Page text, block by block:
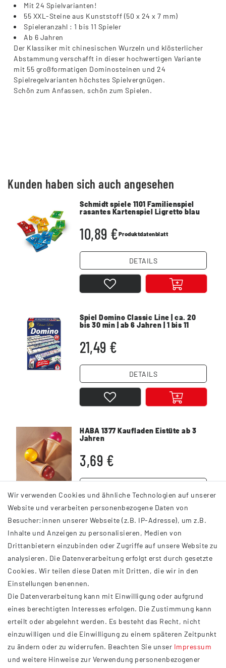
Mit 24 Spielvarianten!
55 XXL-Steine aus Kunststoff (50 x 24 x 7 mm)
Spieleranzahl : 1 bis 11 Spieler
Ab 6 Jahren
Der Klassiker mit chinesischen Wurzeln und klösterlicher
Abstammung verschafft in dieser hochwertigen Variante
mit 55 großformatigen Dominosteinen und 24
Spielregelvarianten höchstes Spielvergnügen.
Schön zum Anfassen, schön zum Spielen.
Kunden haben sich auch angesehen
Schmidt spiele 1101 Familienspiel
rasantes Kartenspiel Ligretto blau
Produktdatenblatt
10,89 €
DETAILS
Spiel Domino Classic Line | ca. 20
bis 30 min | ab 6 Jahren | 1 bis 11
21,49 €
DETAILS
HABA 1377 Kaufladen Eistüte ab 3
Jahren
3,69 €
INFORMATIONEN
AGB
Impressum
Datenschutzerklärung
Widerrufsrecht
Barrierefreiheit
Wir verwenden Cookies und ähnliche Technologien auf unserer
Website und verarbeiten personenbezogene Daten von
Besucher:innen unserer Webseite (z.B. IP-Adresse), um z.B.
Inhalte und Anzeigen zu personalisieren, Medien von
Drittanbietern einzubinden oder Zugriffe auf unsere Website zu
analysieren. Die Datenverarbeitung erfolgt erst durch gesetzte
Cookies. Wir teilen diese Daten mit Dritten, die wir in den
Einstellungen benennen.
Die Datenverarbeitung kann mit Einwilligung oder aufgrund
eines berechtigten Interesses erfolgen. Die Zustimmung kann
erteilt oder abgelehnt werden. Es besteht das Recht, nicht
einzuwilligen und die Einwilligung zu einem späteren Zeitpunkt
zu ändern oder zu widerrufen. Beachten Sie unser Impressum
und weitere Hinweise zur Verwendung personenbezogener